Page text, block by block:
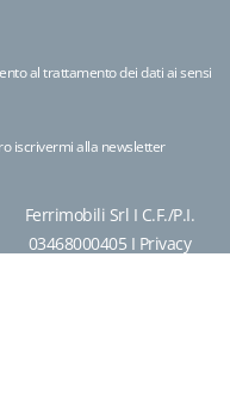
al trattamento dei dati ai sensi
iscrivermi alla newsletter
Ferrimobili Srl I C.F./P.I.
03468000405 I Privacy